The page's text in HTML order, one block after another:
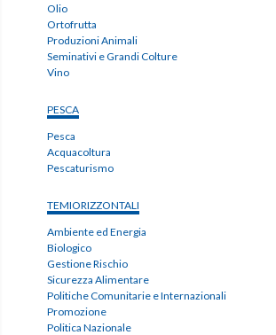
Olio
Ortofrutta
Produzioni Animali
Seminativi e Grandi Colture
Vino
PESCA
Pesca
Acquacoltura
Pescaturismo
TEMIORIZZONTALI
Ambiente ed Energia
Biologico
Gestione Rischio
Sicurezza Alimentare
Politiche Comunitarie e Internazionali
Promozione
Politica Nazionale